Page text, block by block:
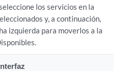
los servicios en la
y, a continuación,
izquierda para moverlos a la